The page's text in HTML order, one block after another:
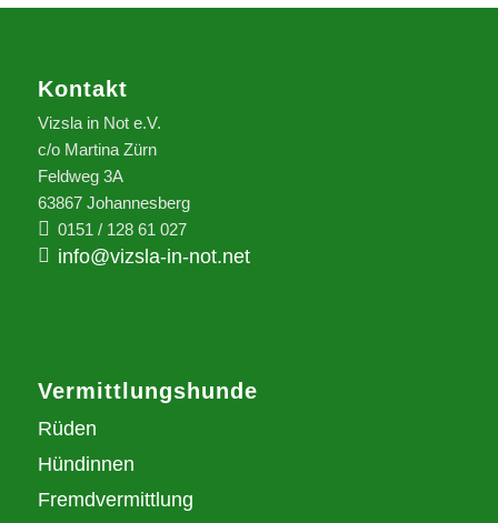
Kontakt
Vizsla in Not e.V.
c/o Martina Zürn
Feldweg 3A
63867 Johannesberg
0151 / 128 61 027
info@vizsla-in-not.net
Vermittlungshunde
Rüden
Hündinnen
Fremdvermittlung